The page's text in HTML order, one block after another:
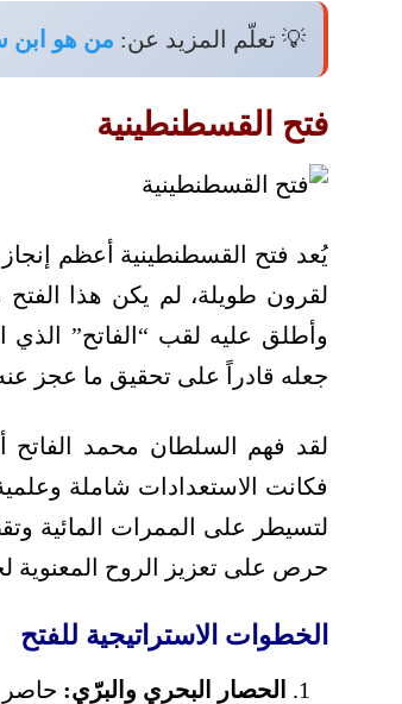
💡 تعلّم المزيد عن: من هو ابن
فتح القسطنطينية
يُعد فتح القسطنطينية أعظم
لقرون طويلة، لم يكن هذا
وأطلق عليه لقب “الفاتح” الذي
جعله قادراً على تحقيق ما عجز
لقد فهم السلطان محمد الفاتح
فكانت الاستعدادات شاملة
لتسيطر على الممرات المائية
حرص على تعزيز الروح المعنوية
الخطوات الاستراتيجية للفتح
الحصار البحري والبرّي: حاصر